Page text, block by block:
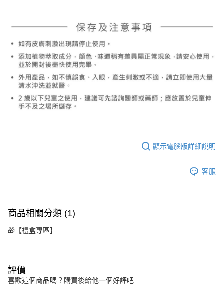
顯示電腦版詳細說明
客服
商品相關分類 (1)
🎁【禮盒專區】
評價
喜歡這個商品嗎？購買後給他一個好評吧